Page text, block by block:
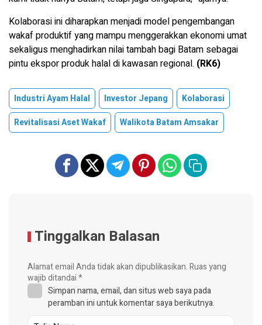
Kolaborasi ini diharapkan menjadi model pengembangan
wakaf produktif yang mampu menggerakkan ekonomi umat
sekaligus menghadirkan nilai tambah bagi Batam sebagai
pintu ekspor produk halal di kawasan regional. (RK6)
Industri Ayam Halal Investor Jepang
Kolaborasi
Revitalisasi Aset Wakaf
Walikota Batam Amsakar
Tinggalkan Balasan
Alamat email Anda tidak akan dipublikasikan.Ruas yang
wajib ditandai*
Simpan nama, email, dan situs web saya pada
peramban ini untuk komentar saya berikutnya.